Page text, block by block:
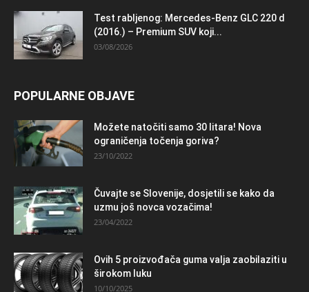
Test rabljenog: Mercedes-Benz GLC 220 d
(2016.) – Premium SUV koji...
03/08/2026
POPULARNE OBJAVE
Možete natočiti samo 30 litara! Nova
ograničenja točenja goriva?
23/10/2022
Čuvajte se Slovenije, dosjetili se kako da
uzmu još novca vozačima!
23/04/2022
Ovih 5 proizvođača guma valja zaobilaziti u
širokom luku
10/10/2025